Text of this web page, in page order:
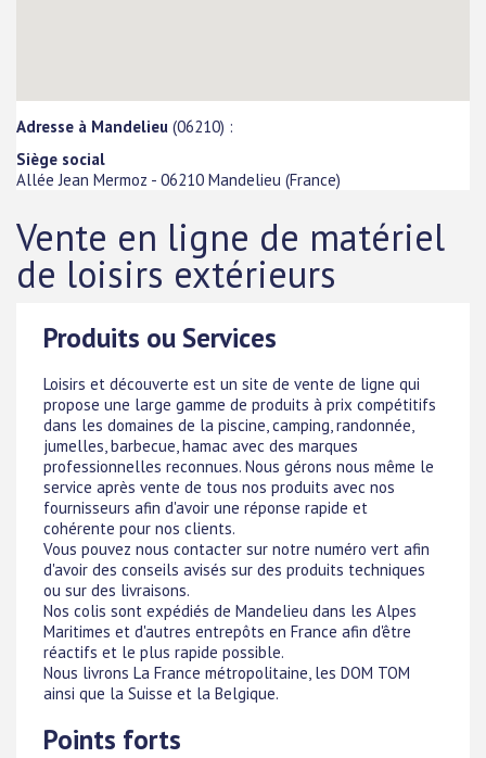
Adresse à Mandelieu (06210) :
Siège social
Allée Jean Mermoz - 06210 Mandelieu (France)
Vente en ligne de matériel
de loisirs extérieurs
Produits ou Services
Loisirs et découverte est un site de vente de ligne qui
propose une large gamme de produits à prix compétitifs
dans les domaines de la piscine, camping, randonnée,
jumelles, barbecue, hamac avec des marques
professionnelles reconnues. Nous gérons nous même le
service après vente de tous nos produits avec nos
fournisseurs afin d'avoir une réponse rapide et
cohérente pour nos clients.
Vous pouvez nous contacter sur notre numéro vert afin
d'avoir des conseils avisés sur des produits techniques
ou sur des livraisons.
Nos colis sont expédiés de Mandelieu dans les Alpes
Maritimes et d'autres entrepôts en France afin d'être
réactifs et le plus rapide possible.
Nous livrons La France métropolitaine, les DOM TOM
ainsi que la Suisse et la Belgique.
Points forts